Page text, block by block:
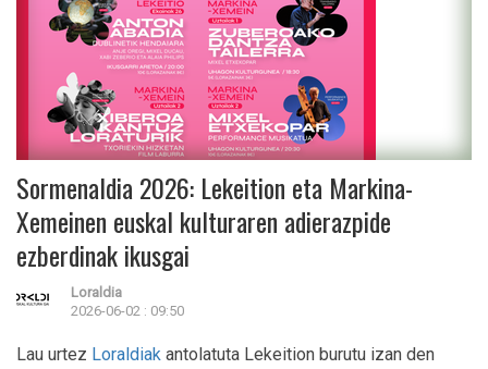
Sormenaldia 2026: Lekeition eta Markina-
Xemeinen euskal kulturaren adierazpide
ezberdinak ikusgai
Loraldia
2026-06-02 : 09:50
Lau urtez Loraldiak antolatuta Lekeition burutu izan den